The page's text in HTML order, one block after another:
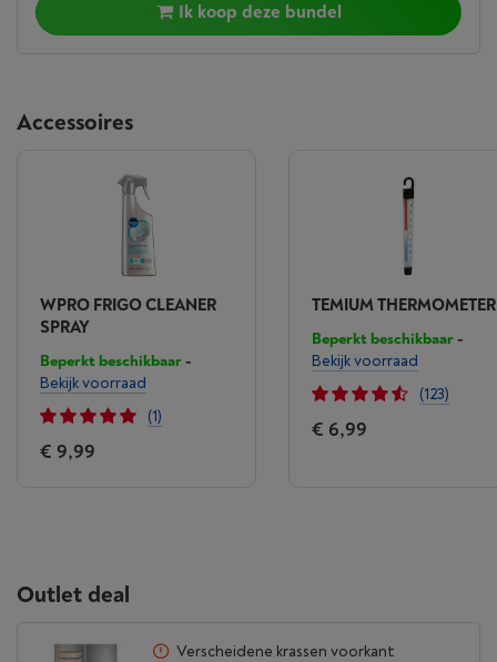
Ik koop deze bundel
Accessoires
WPRO FRIGO CLEANER
SPRAY
Beperkt beschikbaar-
Bekijk voorraad
(1)
€ 9,99
TEMIUM THERMOMETER
Beperkt beschikbaar-
Bekijk voorraad
(123)
€ 6,99
Outlet deal
Verscheidene krassen voorkant